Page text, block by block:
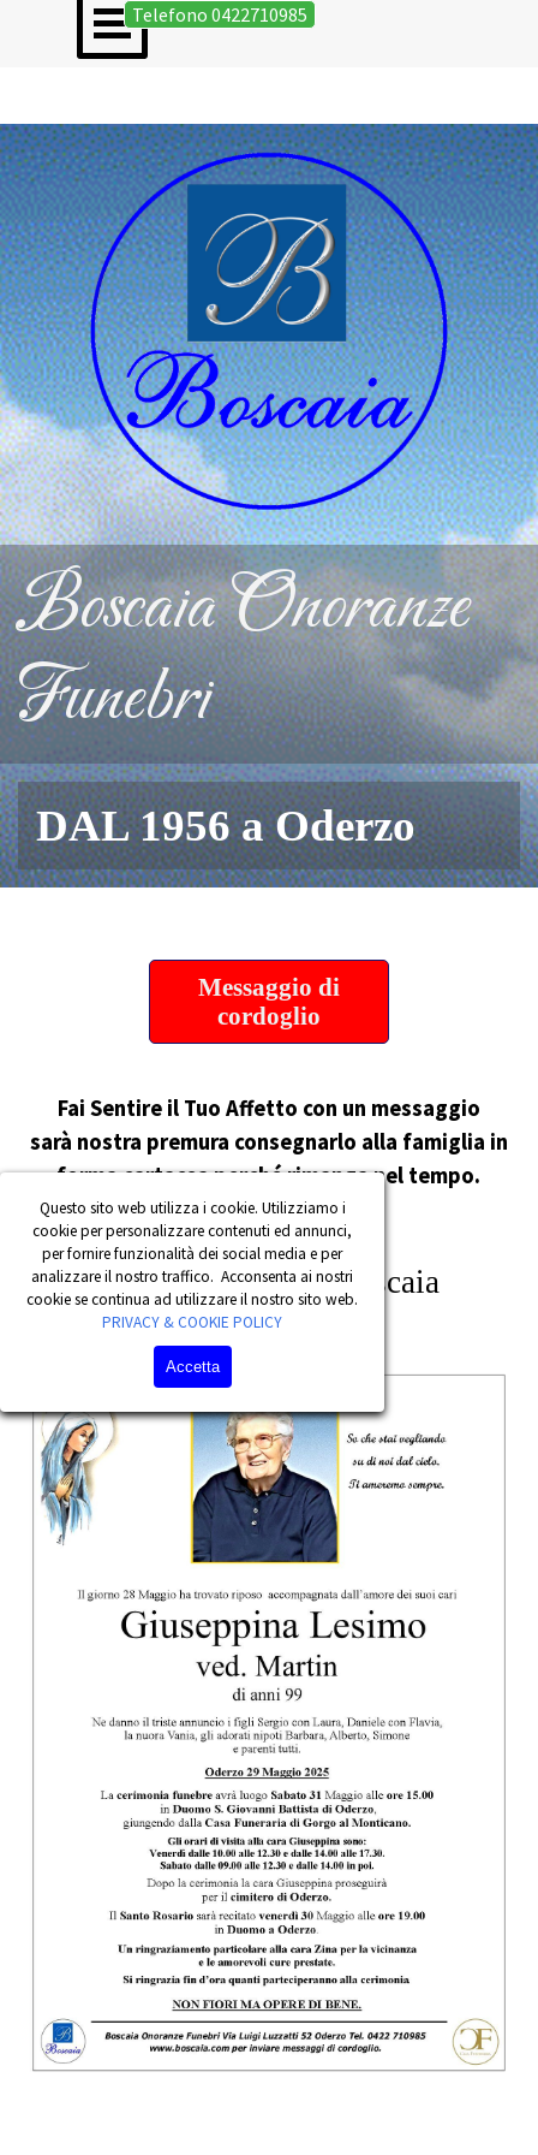
Questo sito web utilizza i cookie. Utilizziamo i
cookie per personalizzare contenuti ed annunci,
per fornire funzionalità dei social media e per
analizzare il nostro traffico. Acconsenta ai nostri
cookie se continua ad utilizzare il nostro sito web.
PRIVACY & COOKIE POLICY
Accetta
Vai ai contenuti Telefono 0422710985
Boscaia Onoranze
Funebri
DAL 1956 a Oderzo
Messaggio di
cordoglio
Fai Sentire il Tuo Affetto con un messaggio
sarà nostra premura consegnarlo alla famiglia in
forma cartacea perché rimanga nel tempo.